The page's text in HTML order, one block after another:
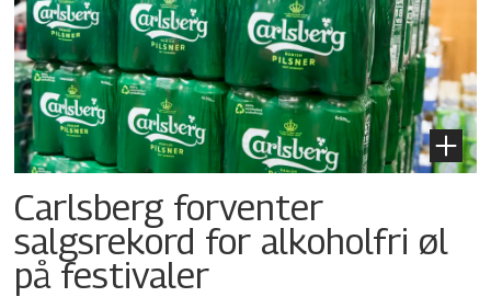
Carlsberg forventer
salgsrekord for alkoholfri øl
på festivaler